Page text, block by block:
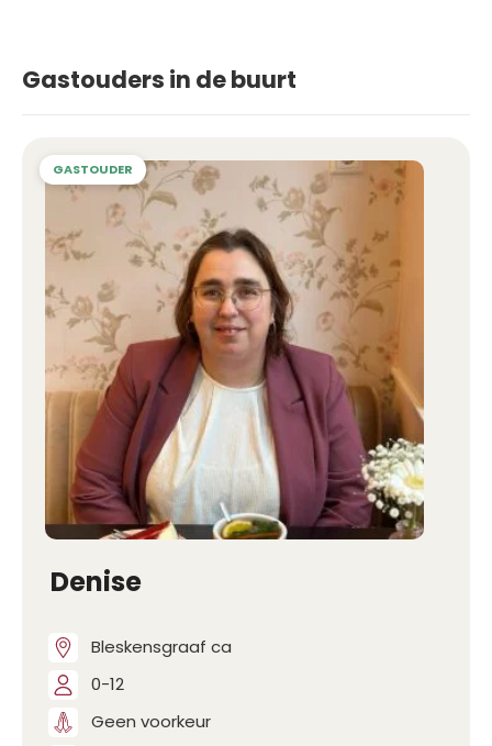
Gastouders in de buurt
Denise
Bleskensgraaf ca
0-12
Geen voorkeur